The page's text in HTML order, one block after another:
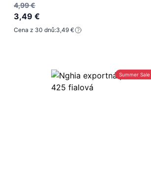
4,99 €
3,49 €
Cena z 30 dnů:3,49 €
Summer